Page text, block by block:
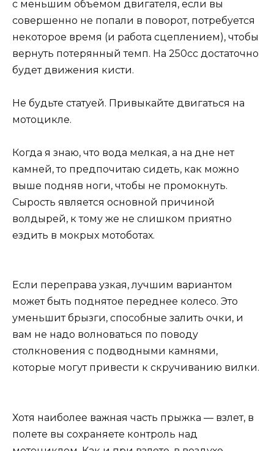
с меньшим объемом двигателя, если вы
совершенно не попали в поворот, потребуется
некоторое время (и работа сцеплением), чтобы
вернуть потерянный темп. На 250сс достаточно
будет движения кисти.
Не будьте статуей. Привыкайте двигаться на
мотоцикле.
Когда я знаю, что вода мелкая, а на дне нет
камней, то предпочитаю сидеть, как можно
выше подняв ноги, чтобы не промокнуть.
Сырость является основной причиной
волдырей, к тому же не слишком приятно
ездить в мокрых мотоботах.
Если переправа узкая, лучшим вариантом
может быть поднятое переднее колесо. Это
уменьшит брызги, способные залить очки, и
вам не надо волноваться по поводу
столкновения с подводными камнями,
которые могут привести к скручиванию вилки.
Хотя наиболее важная часть прыжка — взлет, в
полете вы сохраняете контроль над